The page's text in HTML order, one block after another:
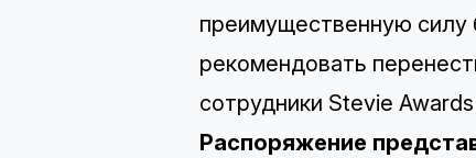
преимущественную силу
рекомендовать
сотрудники Stevie
Распоряжение